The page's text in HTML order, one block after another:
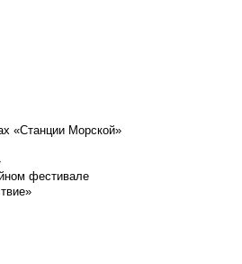
«Станции Морской»
фестивале